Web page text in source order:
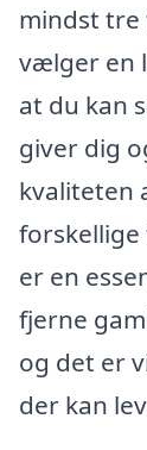
mindst tre
vælger en
at du kan
giver dig
kvaliteten
er en
fjerne
og det er
der kan